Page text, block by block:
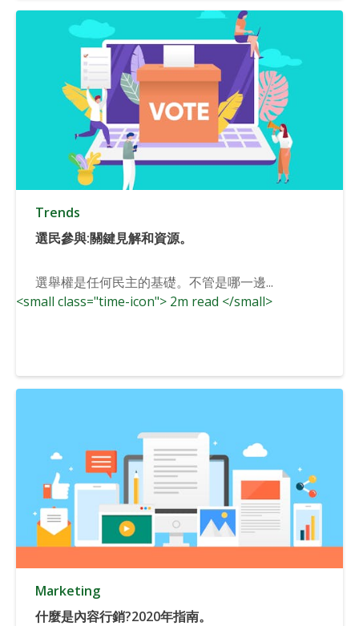
Trends
選民參與:關鍵見解和資源。
選舉權是任何民主的基礎。不管是哪一邊...
<small class="time-icon"> 2m read </small>
Marketing
什麼是內容行銷?2020年指南。